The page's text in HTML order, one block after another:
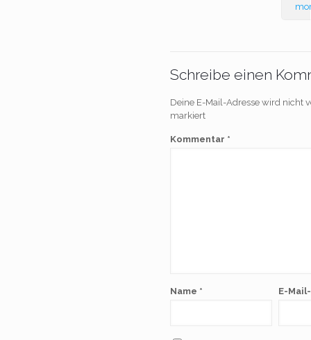
Schreibe einen
Deine E-Mail-Adresse wird nicht
markiert
Kommentar *
Name * E-